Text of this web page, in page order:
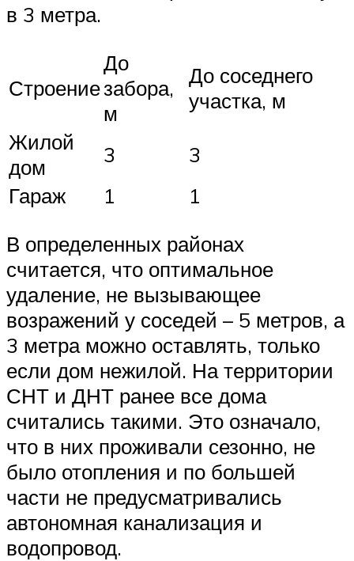
в 3 метра.
Строение
До
забора,
м
До соседнего
участка, м
Жилой
дом
3
3
Гараж
1
1
В определенных районах
считается, что оптимальное
удаление, не вызывающее
возражений у соседей – 5 метров, а
3 метра можно оставлять, только
если дом нежилой. На территории
СНТ и ДНТ ранее все дома
считались такими. Это означало,
что в них проживали сезонно, не
было отопления и по большей
части не предусматривались
автономная канализация и
водопровод.